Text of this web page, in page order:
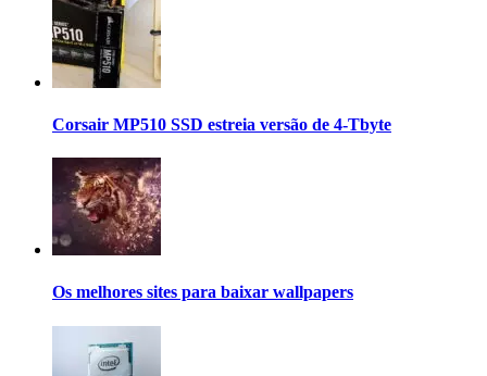
Corsair MP510 SSD estreia versão de 4-Tbyte
Os melhores sites para baixar wallpapers